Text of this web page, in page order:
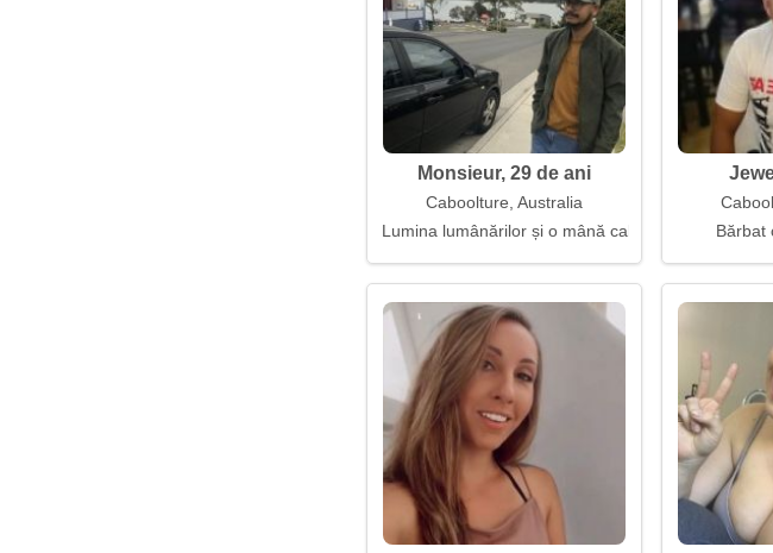
Monsieur, 29 de ani
Caboolture, Australia
Lumina lumânărilor și o mână caldă în apropiere
Bărbat